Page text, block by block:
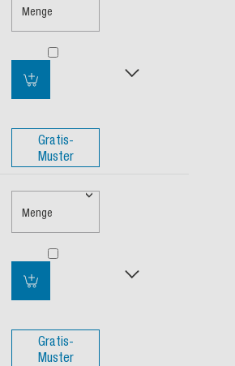
Menge
Gratis-
Muster
Menge
Gratis-
Muster